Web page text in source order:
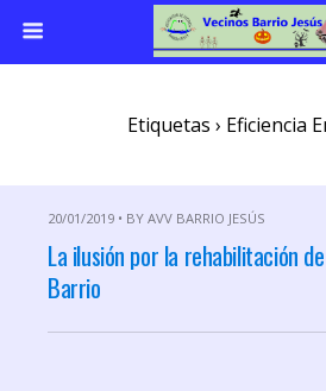
Etiquetas › Eficiencia
20/01/2019 • BY AVV BARRIO JESÚS
La ilusión por la rehabilitación
Barrio